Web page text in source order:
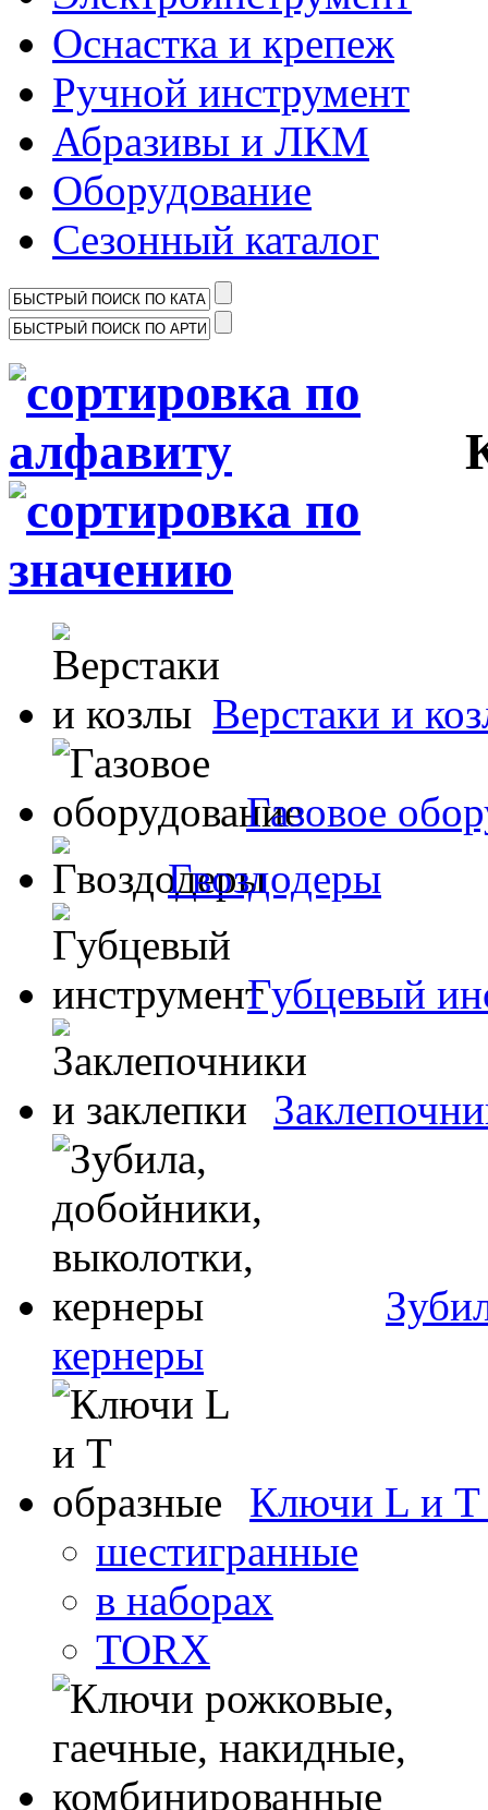
Оснастка и крепеж
Ручной инструмент
Абразивы и ЛКМ
Оборудование
Сезонный каталог
Верстаки и
Газовое
Гвоздодеры
Губцевый
кернеры
Ключи L и T
шестигранные
в наборах
TORX